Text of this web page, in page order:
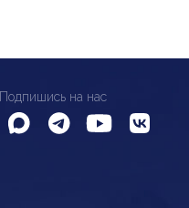
Подпишись на нас